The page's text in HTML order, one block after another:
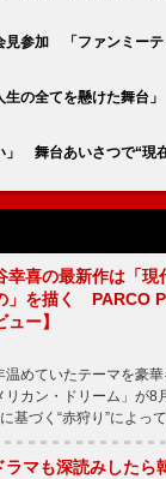
参加 「ファンミーテ
の全てを懸けた舞台
」 舞台あいさつで“現
幸喜の最新作は「
」を描く PARCO
ー】
めていたテーマを豪華
カン・ドリーム」が8
基づく“赤狩り”によっ
マも深読みしたら